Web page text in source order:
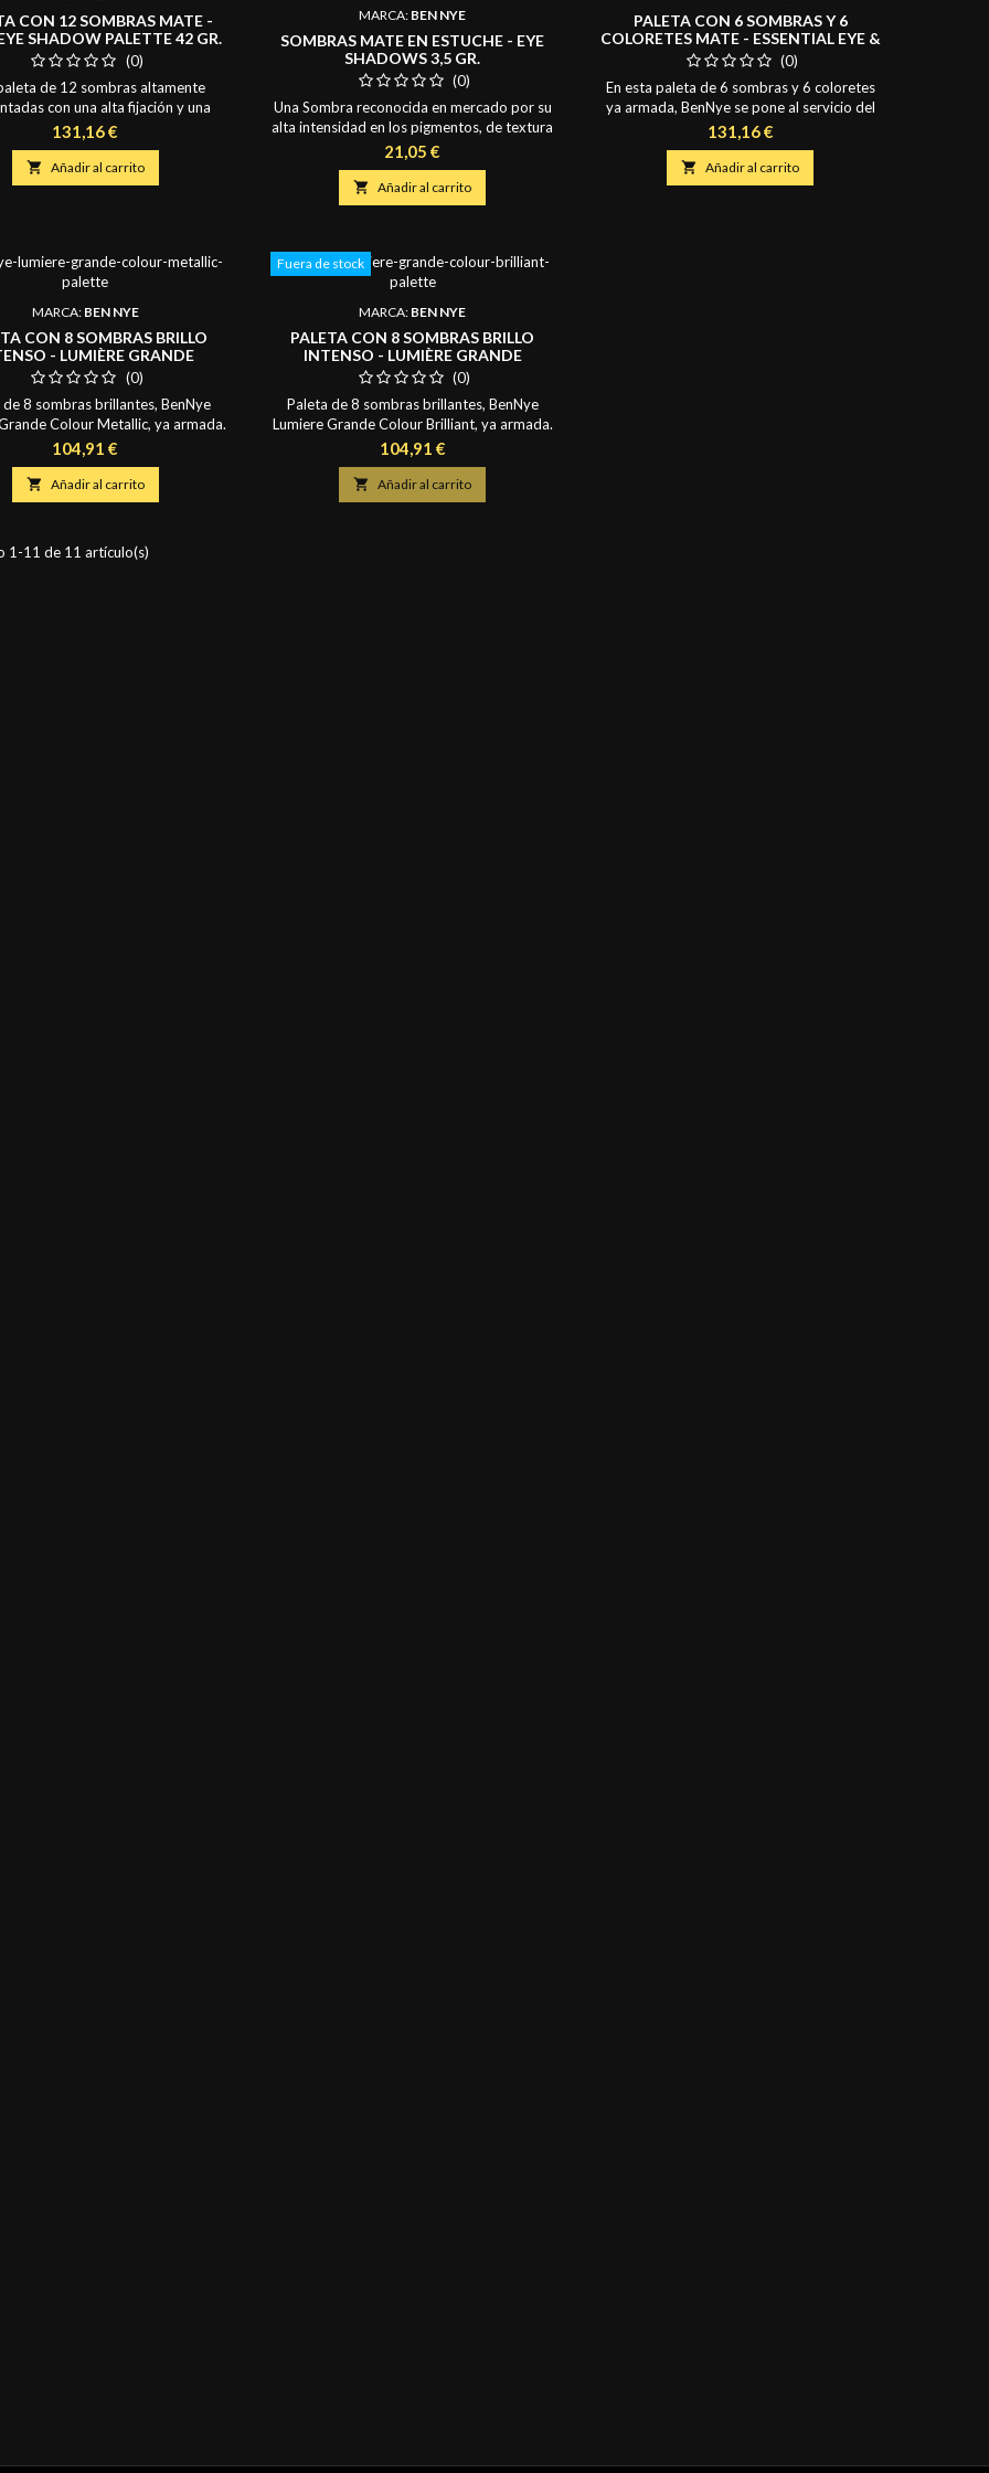
CON 12 SOMBRAS MATE -
SHADOW PALETTE 42 GR.
(0)
de 12 sombras altamente
con una alta fijación y una
para facilitar su aplicación, ha
para hacer que el trabajo
un juego. Una combinación practica
neutrales y atractivos, que la
Precio
131,16 €
 Añadir al carrito
MARCA: BEN NYE
SOMBRAS MATE EN ESTUCHE - EYE
SHADOWS 3,5 GR.
(0)
Una Sombra reconocida en mercado por su
alta intensidad en los pigmentos, de textura
suave y sedosa que facilita la fusion de los
colores y su difuminado. Cada sombra
contiene 3,5 gr. Presentación: Estuche
individual con tapa de plástico rígido
Precio
21,05 €
 Añadir al carrito
PALETA CON 6 SOMBRAS Y 6
COLORETES MATE - ESSENTIAL EYE &
BLUSH 42 GR.(0)
En esta paleta de 6 sombras y 6 coloretes
ya armada, BenNye se pone al servicio del
profesional. En este exquisito surtido de
colores tienes todo lo que el profesional del
maquillaje necesita para, cine, diario, novia y
HD (alta definición). Presentación: Paleta
Precio
131,16 €
 Añadir al carrito
MARCA: BEN NYE
CON 8 SOMBRAS BRILLO
- LUMIÈRE GRANDE
METALLIC PALETTE 21GR.
(0)
de 8 sombras brillantes, BenNye
Colour Metallic, ya armada.
es una selección de colores
pigmentados. Que podrás usar
social, pasarela, cosplay,
Aplicar húmedo para
Arriba: LU-1, 2, 3, 4 y Abajo: LU-
18, 21, 5, 20.
Precio
104,91 €
 Añadir al carrito
Fuera de stock
MARCA: BEN NYE
PALETA CON 8 SOMBRAS BRILLO
INTENSO - LUMIÈRE GRANDE
COLOUR BRILLIANT PALETTE 21,6 GR.
(0)
Paleta de 8 sombras brillantes, BenNye
Lumiere Grande Colour Brilliant, ya armada.
Esta deslumbrante paleta es una explosión
de color altamente pigmentados. Aplicar
húmedo para aún más brillantez. Colores
que la componen: Arriba: LU-6, 7, 17, 13 y
Precio
104,91 €
 Añadir al carrito
1-11 de 11 artículo(s)